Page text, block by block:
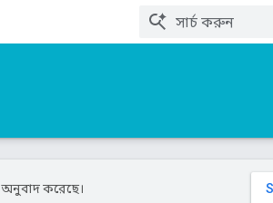
অনুবাদ করেছে।